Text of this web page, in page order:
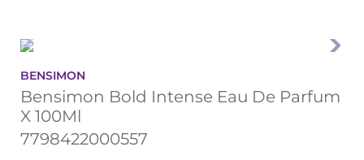
BENSIMON
Bensimon Bold Intense Eau De Parfum
X 100Ml
7798422000557